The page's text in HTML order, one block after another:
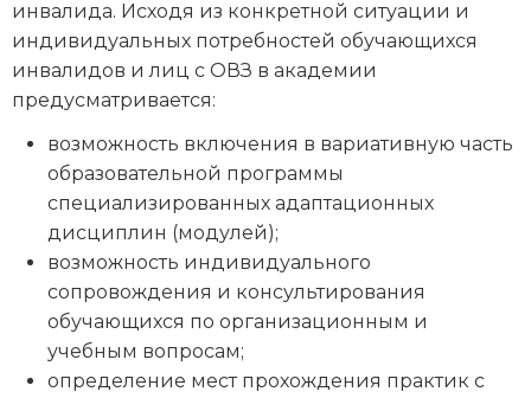
инвалида. Исходя из конкретной ситуации и
индивидуальных потребностей обучающихся
инвалидов и лиц с ОВЗ в академии
предусматривается:
возможность включения в вариативную часть
образовательной программы
специализированных адаптационных
дисциплин (модулей);
возможность индивидуального
сопровождения и консультирования
обучающихся по организационным и
учебным вопросам;
определение мест прохождения практик с